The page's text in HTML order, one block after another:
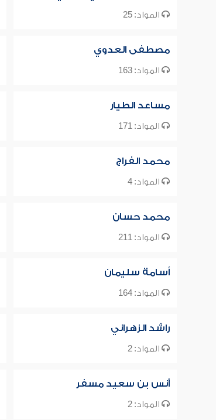
المواد: 25
مصطفى العدوي
المواد: 163
مساعد الطيار
المواد: 171
محمد الفراج
المواد: 4
محمد حسان
المواد: 211
أسامة سليمان
المواد: 164
راشد الزهراني
المواد: 2
أنس بن سعيد مسفر
المواد: 2